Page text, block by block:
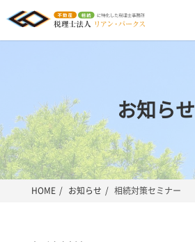
お知らせ
HOME お知らせ 相続対策セミナー